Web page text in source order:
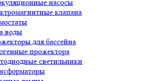
насосы
клапана
воды
для бассейна
прожектора
светильники